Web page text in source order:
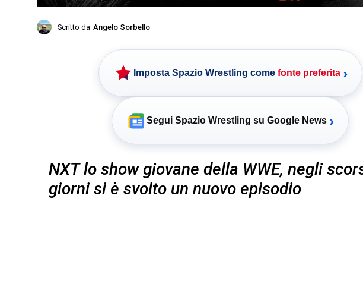
Scritto da Angelo Sorbello
Imposta Spazio Wrestling come fonte preferita ›
Segui Spazio Wrestling su Google News ›
NXT lo show giovane della WWE, negli
giorni si è svolto un nuovo episodio